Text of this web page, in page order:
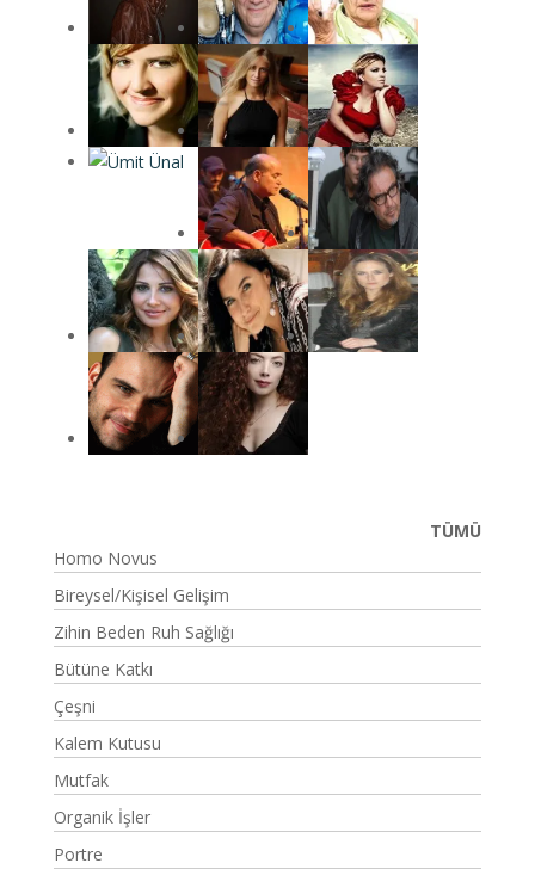
TÜMÜ
Homo Novus
Bireysel/Kişisel Gelişim
Zihin Beden Ruh Sağlığı
Bütüne Katkı
Çeşni
Kalem Kutusu
Mutfak
Organik İşler
Portre